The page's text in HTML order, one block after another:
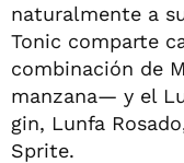
naturalmente a
Tonic comparte
combinación de
manzana— y el
gin, Lunfa
Sprite.